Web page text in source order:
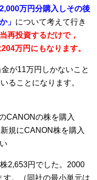
万円分購入しその後
」 について考えて行き
再投資するだけで，
万円にもなります。
が11万円しかないこと
ることになります。
CANONの株を購入
規にCANON株を購入
2,653円でした。2000
。（同社の最小単元は